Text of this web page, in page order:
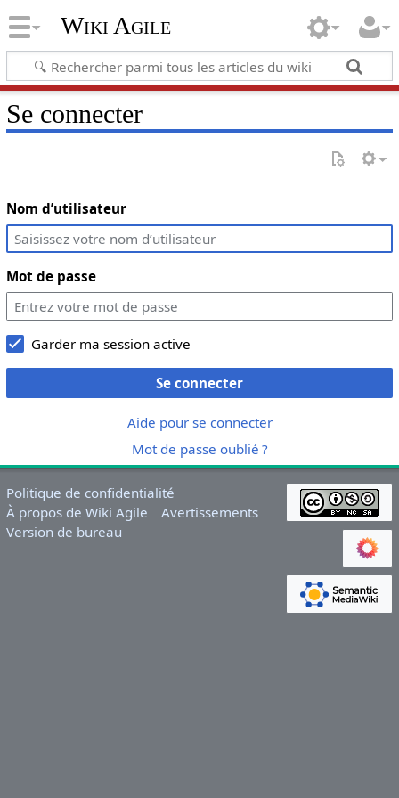
Wiki Agile
Se connecter
Nom d’utilisateur
Mot de passe
Garder ma session active
Se connecter
Aide pour se connecter
Mot de passe oublié ?
Politique de confidentialité
À propos de Wiki Agile
Avertissements
Version de bureau